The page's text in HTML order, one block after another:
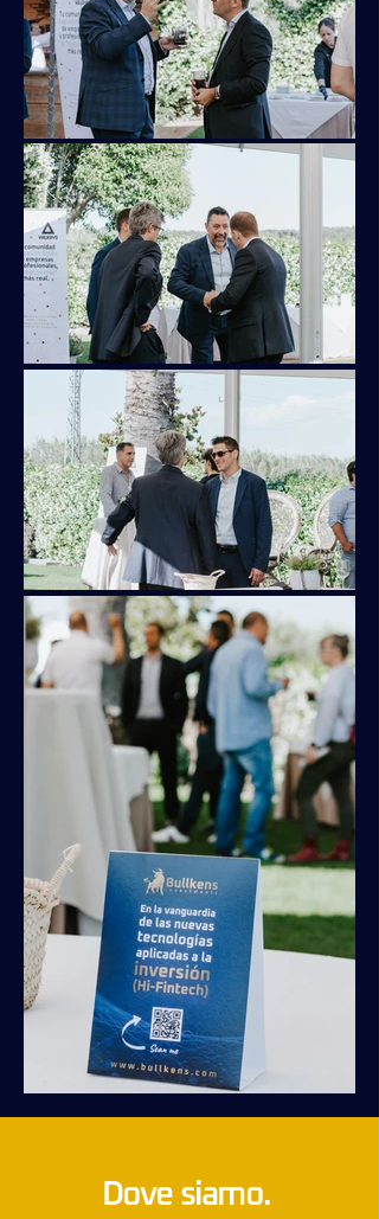
Dove siamo.